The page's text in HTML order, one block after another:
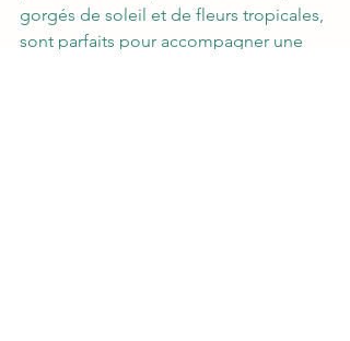
gorgés de soleil et de fleurs tropicales,
sont parfaits pour accompagner une